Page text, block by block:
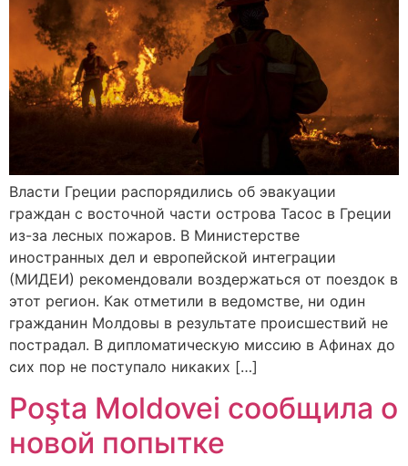
Власти Греции распорядились об эвакуации
граждан с восточной части острова Тасос в Греции
из-за лесных пожаров. В Министерстве
иностранных дел и европейской интеграции
(МИДЕИ) рекомендовали воздержаться от поездок в
этот регион. Как отметили в ведомстве, ни один
гражданин Молдовы в результате происшествий не
пострадал. В дипломатическую миссию в Афинах до
сих пор не поступало никаких […]
Poşta Moldovei сообщила о
новой попытке